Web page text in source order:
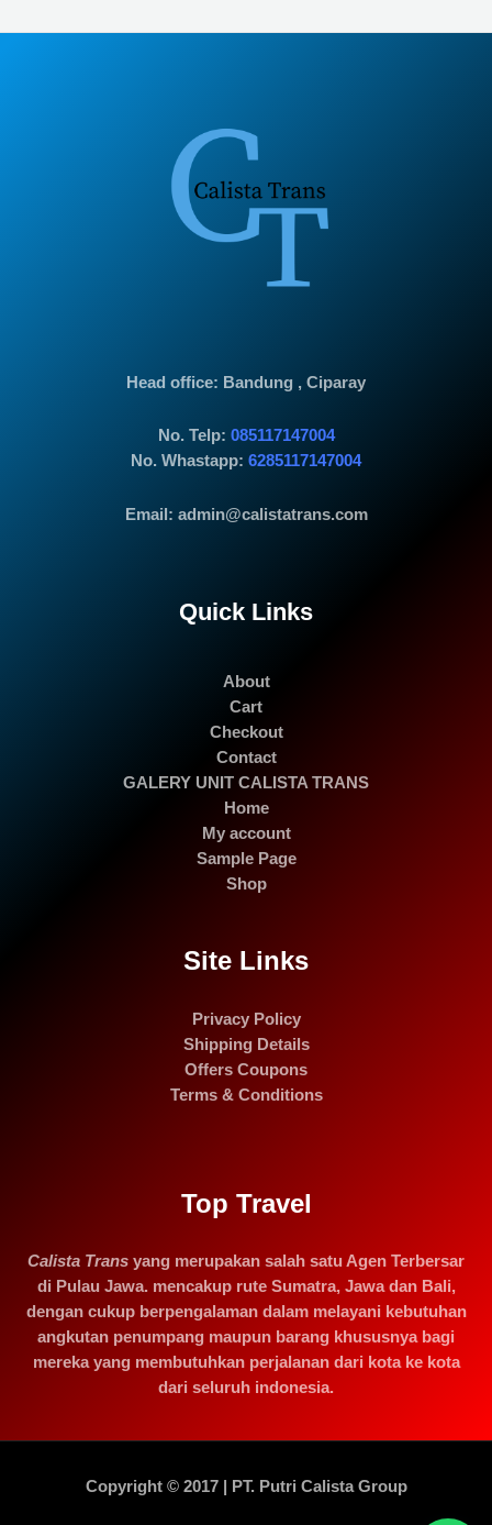
Head office: Bandung , Ciparay
No. Telp: 085117147004
No. Whastapp: 6285117147004
Email: admin@calistatrans.com
Quick Links
About
Cart
Checkout
Contact
GALERY UNIT CALISTA TRANS
Home
My account
Sample Page
Shop
Site Links
Privacy Policy
Shipping Details
Offers Coupons
Terms & Conditions
Top Travel
Calista Trans yang merupakan salah satu Agen Terbersar
di Pulau Jawa. mencakup rute Sumatra, Jawa dan Bali,
dengan cukup berpengalaman dalam melayani kebutuhan
angkutan penumpang maupun barang khususnya bagi
mereka yang membutuhkan perjalanan dari kota ke kota
dari seluruh indonesia.
Copyright © 2017 | PT. Putri Calista Group